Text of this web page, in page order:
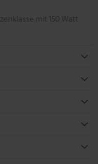
mit 150 Watt